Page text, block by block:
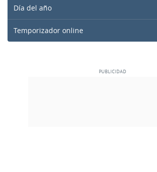
Día del año
Temporizador online